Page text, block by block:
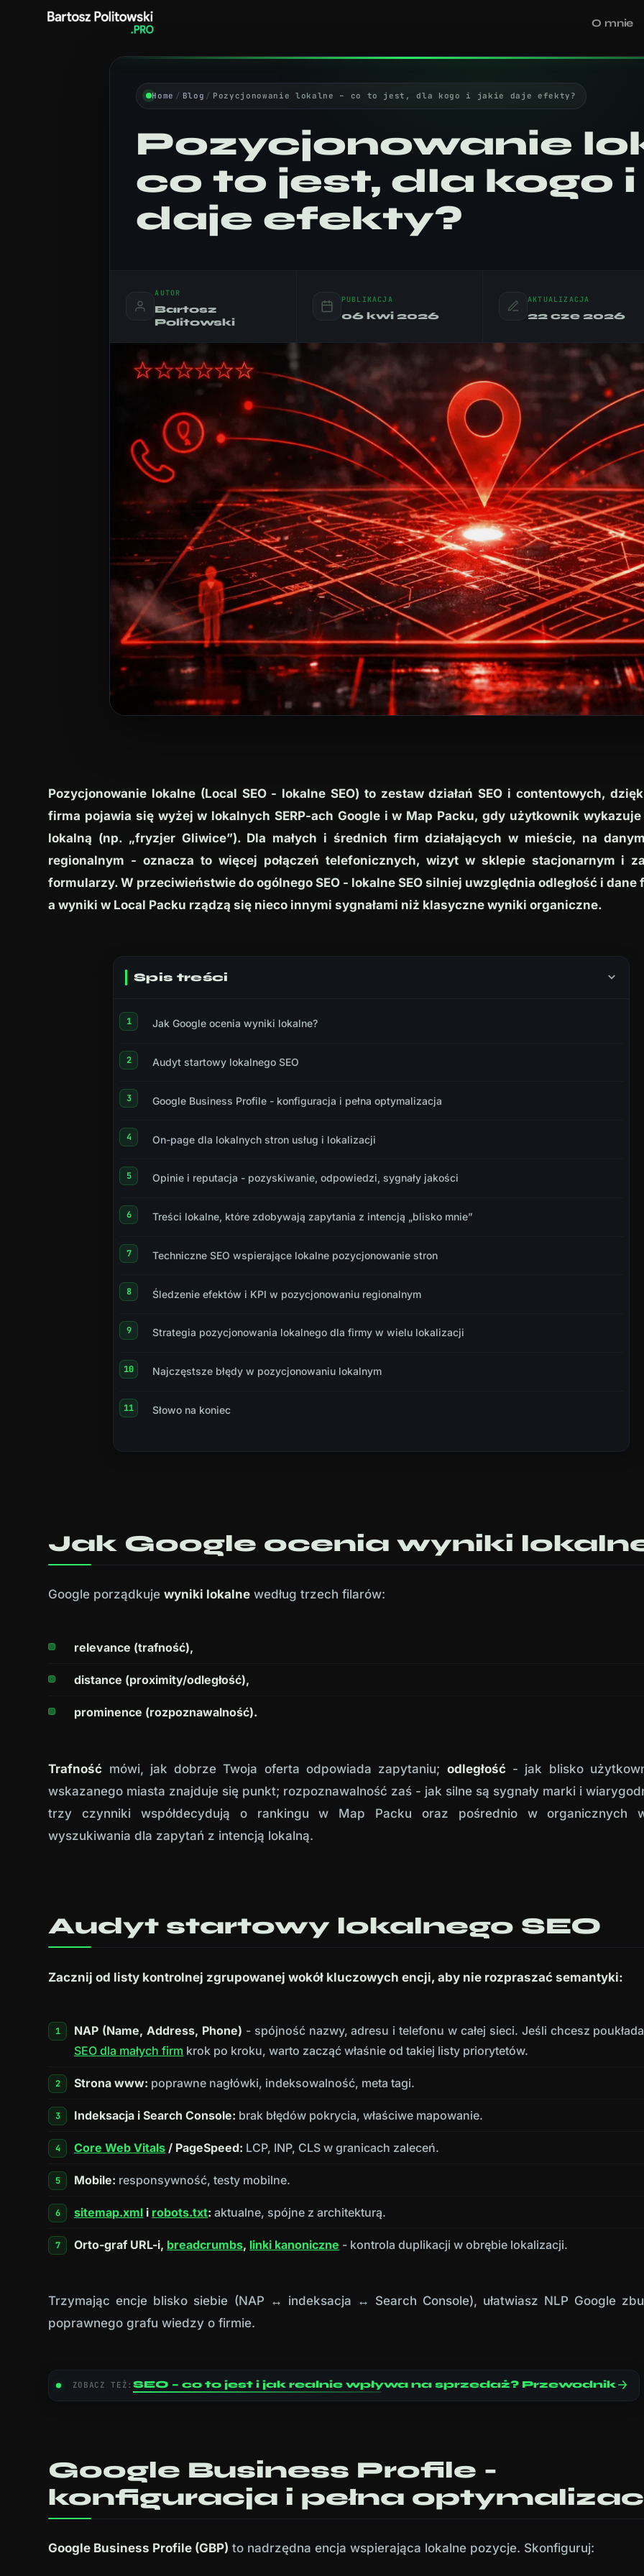
O mnie
Home / Blog / Pozycjonowanie lokalne – co to jest, dla kogo i jakie daje efekty?
Pozycjonowanie
co to jest, dla kogo
daje efekty?
AUTOR
Bartosz
Politowski
PUBLIKACJA
06 kwi 2026
AKTUALIZACJA
22 cze 2026
Pozycjonowanie lokalne (Local SEO - lokalne SEO) to zestaw działań SEO i contentowych,
firma pojawia się wyżej w lokalnych SERP-ach Google i w Map Packu, gdy użytkownik
lokalną (np. „fryzjer Gliwice”). Dla małych i średnich firm działających w mieście, na
regionalnym - oznacza to więcej połączeń telefonicznych, wizyt w sklepie stacjonarnym i
formularzy. W przeciwieństwie do ogólnego SEO - lokalne SEO silniej uwzględnia odległość i dane
a wyniki w Local Packu rządzą się nieco innymi sygnałami niż klasyczne wyniki organiczne.
Spis treści
Jak Google ocenia wyniki lokalne?
Audyt startowy lokalnego SEO
Google Business Profile - konfiguracja i pełna optymalizacja
On-page dla lokalnych stron usług i lokalizacji
Opinie i reputacja - pozyskiwanie, odpowiedzi, sygnały jakości
Treści lokalne, które zdobywają zapytania z intencją „blisko mnie”
Techniczne SEO wspierające lokalne pozycjonowanie stron
Śledzenie efektów i KPI w pozycjonowaniu regionalnym
Strategia pozycjonowania lokalnego dla firmy w wielu lokalizacji
Najczęstsze błędy w pozycjonowaniu lokalnym
Słowo na koniec
Jak Google ocenia wyniki
Google porządkujewyniki lokalne według trzech filarów:
relevance (trafność),
distance (proximity/odległość),
prominence (rozpoznawalność).
Trafność mówi, jak dobrze Twoja oferta odpowiada zapytaniu; odległość- jak blisko
wskazanego miasta znajduje się punkt; rozpoznawalność zaś - jak silne są sygnały marki i
trzy czynniki współdecydują o rankingu w Map Packu oraz pośrednio w organicznych
wyszukiwania dla zapytań z intencją lokalną.
Audyt startowy lokalnego SEO
Zacznij od listy kontrolnej zgrupowanej wokół kluczowych encji, aby nie rozpraszać semantyki:
NAP (Name, Address, Phone) - spójność nazwy, adresu i telefonu w całej sieci. Jeśli chcesz
SEO dla małych firm krok po kroku, warto zacząć właśnie od takiej listy priorytetów.
Strona www: poprawne nagłówki, indeksowalność, meta tagi.
Indeksacja i Search Console: brak błędów pokrycia, właściwe mapowanie.
Core Web Vitals / PageSpeed: LCP, INP, CLS w granicach zaleceń.
Mobile: responsywność, testy mobilne.
sitemap.xml i robots.txt: aktualne, spójne z architekturą.
Orto-graf URL-i, breadcrumbs, linki kanoniczne - kontrola duplikacji w obrębie lokalizacji.
Trzymając encje blisko siebie (NAP ↔ indeksacja ↔ Search Console), ułatwiasz NLP Google
poprawnego grafu wiedzy o firmie.
ZOBACZ TEŻ: SEO – co to jest i jak realnie wpływa na sprzedaż? Przewodnik
Google Business Profile -
konfiguracja i pełna
Google Business Profile (GBP) to nadrzędna encja wspierająca lokalne pozycje. Skonfiguruj: